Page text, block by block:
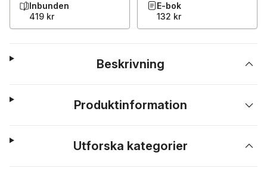
Inbunden
419 kr
E-bok
132 kr
Beskrivning
Produktinformation
Utforska kategorier